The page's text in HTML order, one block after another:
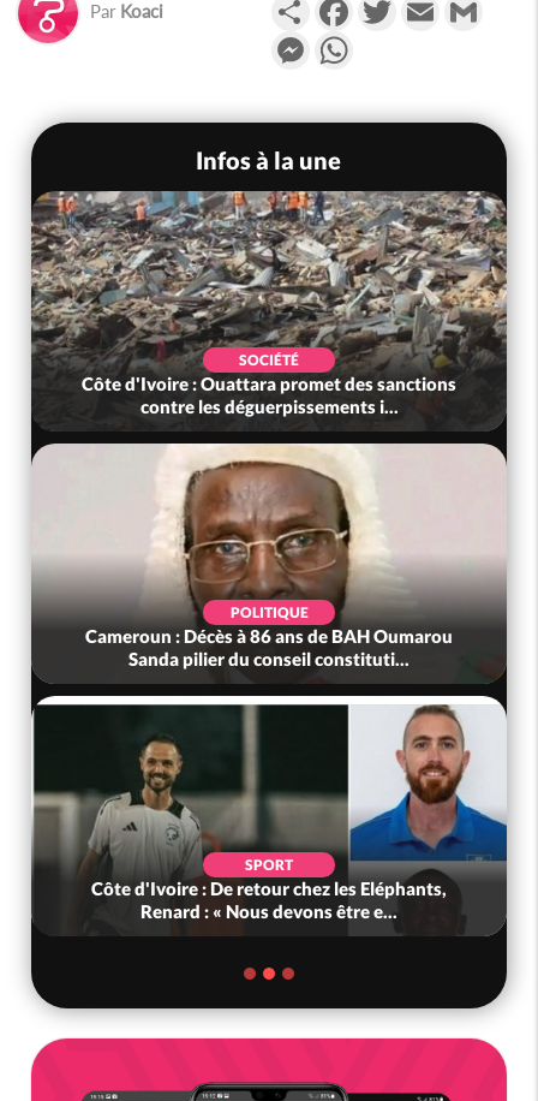
Par Koaci
Messenger
Infos à la une
SOCIÉTÉ
Côte d'Ivoire : Ouattara promet des sanctions
contre les déguerpissements i...
POLITIQUE
Cameroun : Décès à 86 ans de BAH Oumarou
Sanda pilier du conseil constituti...
SPORT
Côte d'Ivoire : De retour chez les Eléphants,
Renard : « Nous devons être e...